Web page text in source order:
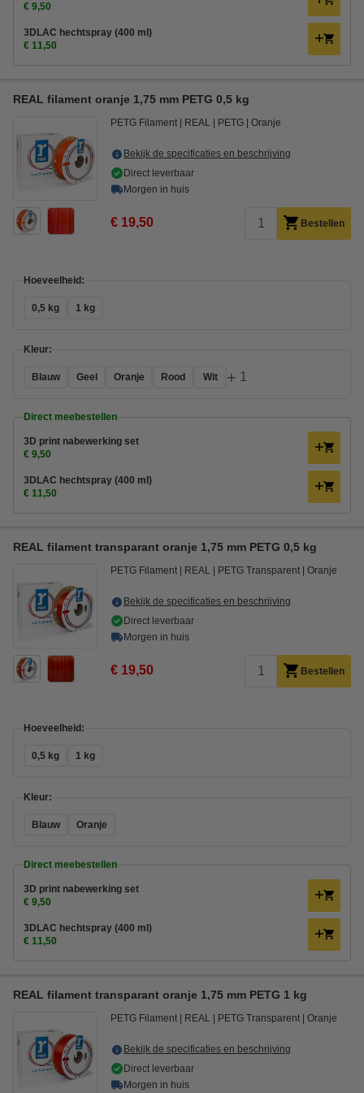
€ 9,50
3DLAC hechtspray (400 ml)
€ 11,50
REAL filament oranje 1,75 mm PETG 0,5 kg
PETG Filament REAL PETG Oranje
Bekijk de specificaties en beschrijving
Direct leverbaar
Morgen in huis
€ 19,50 Bestellen
Hoeveelheid:
0,5 kg 1 kg
Kleur:
Blauw Geel Oranje Rood Wit + 1
Direct meebestellen
3D print nabewerking set
€ 9,50
3DLAC hechtspray (400 ml)
€ 11,50
REAL filament transparant oranje 1,75 mm PETG 0,5 kg
PETG Filament REAL PETG Transparent Oranje
Bekijk de specificaties en beschrijving
Direct leverbaar
Morgen in huis
€ 19,50 Bestellen
Hoeveelheid:
0,5 kg 1 kg
Kleur:
Blauw Oranje
Direct meebestellen
3D print nabewerking set
€ 9,50
3DLAC hechtspray (400 ml)
€ 11,50
REAL filament transparant oranje 1,75 mm PETG 1 kg
PETG Filament REAL PETG Transparent Oranje
Bekijk de specificaties en beschrijving
Direct leverbaar
Morgen in huis